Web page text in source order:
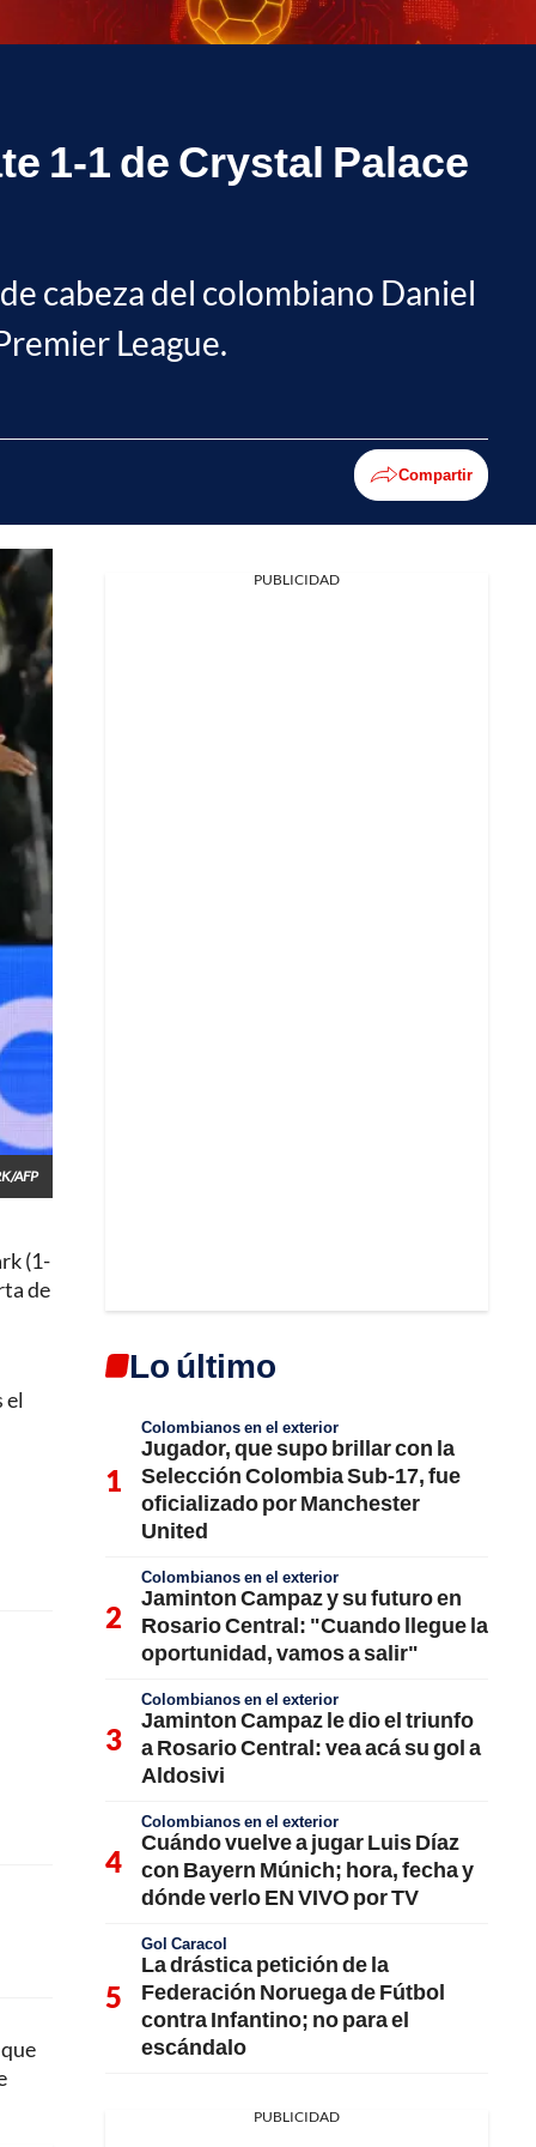
1-1 de Crystal Palace
cabeza del colombiano Daniel
League.
Compartir
AFP
(1-
de
el
PUBLICIDAD
Lo último
Colombianos en el exterior
Jugador, que supo brillar con la
Selección Colombia Sub-17, fue
oficializado por Manchester
United
Colombianos en el exterior
Jaminton Campaz y su futuro en
Rosario Central: "Cuando llegue la
oportunidad, vamos a salir"
Colombianos en el exterior
Jaminton Campaz le dio el triunfo
a Rosario Central: vea acá su gol a
Aldosivi
Colombianos en el exterior
Cuándo vuelve a jugar Luis Díaz
con Bayern Múnich; hora, fecha y
dónde verlo EN VIVO por TV
Gol Caracol
La drástica petición de la
Federación Noruega de Fútbol
contra Infantino; no para el
escándalo
PUBLICIDAD